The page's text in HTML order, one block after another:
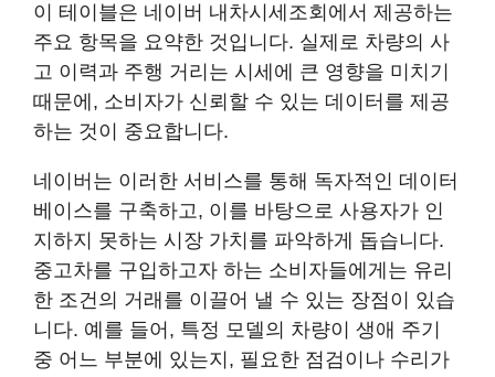
이 테이블은 네이버 내차시세조회에서 제공하는
주요 항목을 요약한 것입니다. 실제로 차량의 사
고 이력과 주행 거리는 시세에 큰 영향을 미치기
때문에, 소비자가 신뢰할 수 있는 데이터를 제공
하는 것이 중요합니다.
네이버는 이러한 서비스를 통해 독자적인 데이터
베이스를 구축하고, 이를 바탕으로 사용자가 인
지하지 못하는 시장 가치를 파악하게 돕습니다.
중고차를 구입하고자 하는 소비자들에게는 유리
한 조건의 거래를 이끌어 낼 수 있는 장점이 있습
니다. 예를 들어, 특정 모델의 차량이 생애 주기
중 어느 부분에 있는지, 필요한 점검이나 수리가